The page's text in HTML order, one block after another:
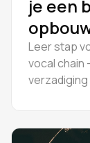
je een
Leer stap
vocal chain